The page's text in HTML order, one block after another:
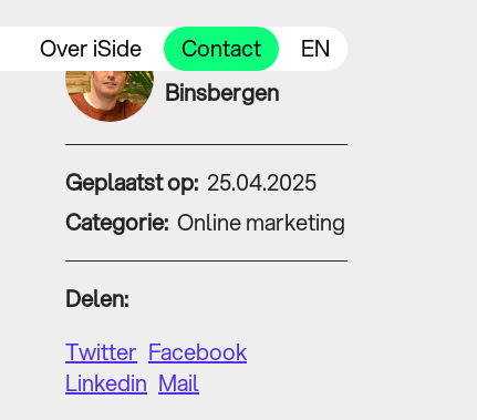
Over iSide Contact EN
Leendert van
Binsbergen
Geplaatst op: 25.04.2025
Categorie: Online marketing
Delen:
Twitter Facebook
Linkedin Mail